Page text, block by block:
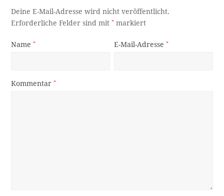
Deine E-Mail-Adresse wird nicht veröffentlicht.
Erforderliche Felder sind mit* markiert
Name* E-Mail-Adresse*
Kommentar*